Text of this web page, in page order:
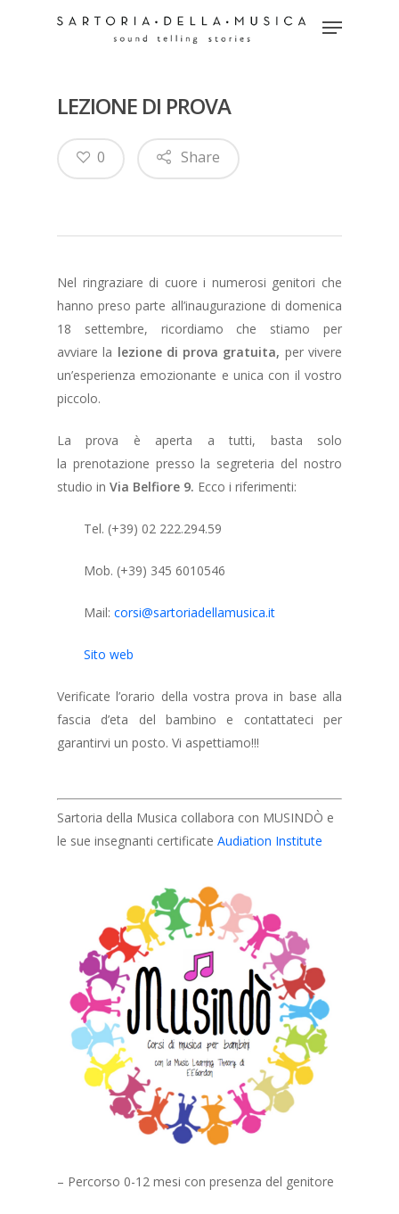
Hit enter to search or ESC to close
LEZIONE DI PROVA
Share
0
Nel ringraziare di cuore i numerosi genitori che
hanno preso parte all’inaugurazione di domenica
18 settembre, ricordiamo che stiamo per
avviare la lezione di prova gratuita, per vivere
un’esperienza emozionante e unica con il vostro
piccolo.
La prova è aperta a tutti, basta solo
la prenotazione presso la segreteria del nostro
studio in Via Belfiore 9. Ecco i riferimenti:
Tel. (+39) 02 222.294.59
Mob. (+39) 345 6010546
Mail: corsi@sartoriadellamusica.it
Sito web
Verificate l’orario della vostra prova in base alla
fascia d’eta del bambino e contattateci per
garantirvi un posto. Vi aspettiamo!!!
Sartoria della Musica collabora con MUSINDÒ e
le sue insegnanti certificate Audiation Institute
– Percorso 0-12 mesi con presenza del genitore